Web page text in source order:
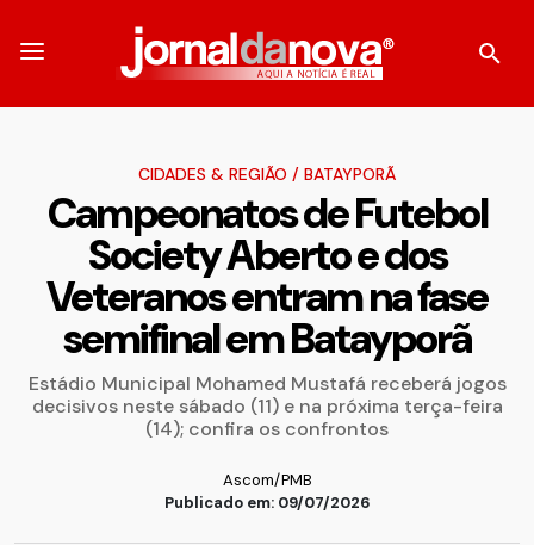
CIDADES & REGIÃO / BATAYPORÃ
Campeonatos de Futebol
Society Aberto e dos
Veteranos entram na fase
semifinal em Batayporã
Estádio Municipal Mohamed Mustafá receberá jogos
decisivos neste sábado (11) e na próxima terça-feira
(14); confira os confrontos
Ascom/PMB
Publicado em: 09/07/2026